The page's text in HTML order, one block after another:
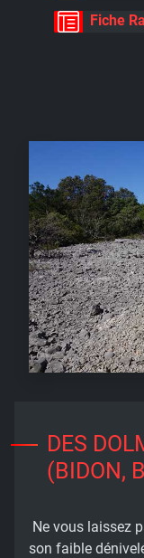
Fiche
DES
(BIDON,
Ne vous laissez
son faible